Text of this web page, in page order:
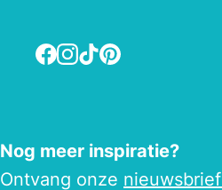
Facebook
Instagram
TikTokPinterest
Nog meer inspiratie?
Ontvang onze nieuwsbrief